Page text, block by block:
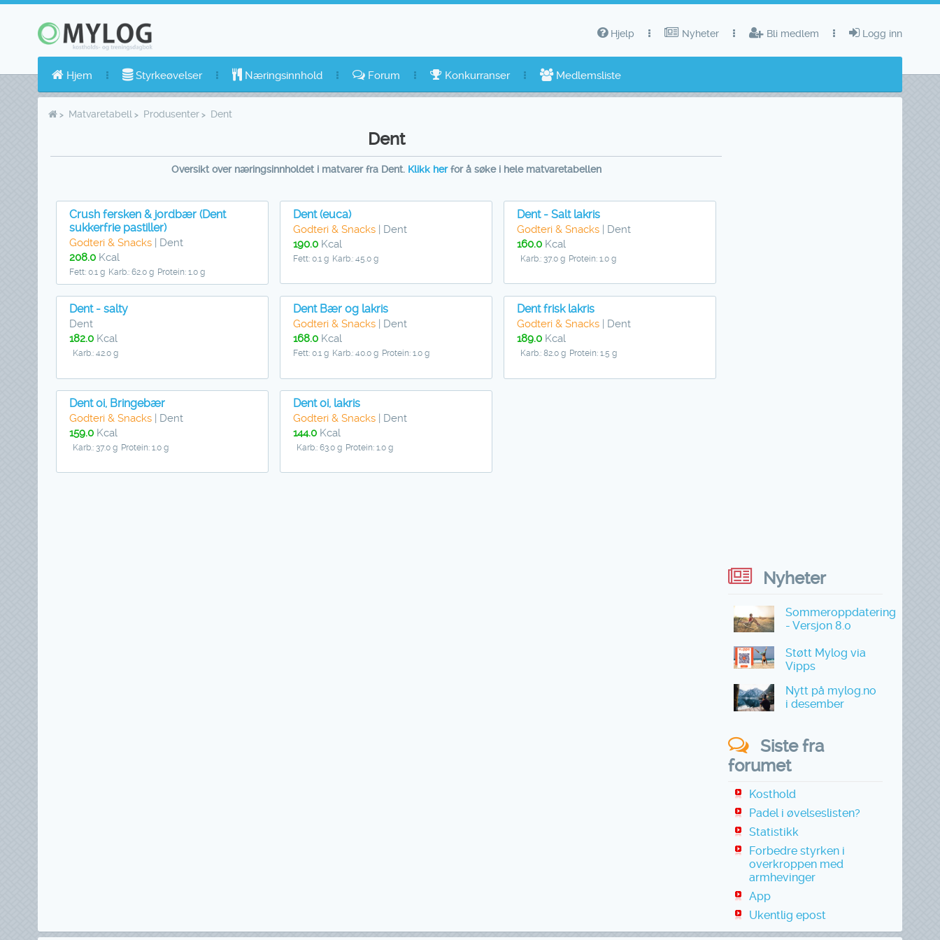
Logg inn
Bli medlem
Nyheter
Hjelp
Hjem Styrkeøvelser Næringsinnhold Forum Konkurranser Medlemsliste
Matvaretabell Produsenter Dent
Dent
Oversikt over næringsinnholdet i matvarer fra Dent. Klikk herfor å søke i hele matvaretabellen
Crush fersken & jordbær (Dent
sukkerfrie pastiller)
Godteri & Snacks | Dent
208.0 Kcal
Fett: 0.1 g Karb.: 62.0 g Protein: 1.0 g
Dent (euca)
Godteri & Snacks | Dent
190.0 Kcal
Fett: 0.1 g Karb.: 45.0 g
Dent - Salt lakris
Godteri & Snacks| Dent
160.0Kcal
Karb.: 37.0 g Protein: 1.0 g
Dent - salty
Dent
182.0 Kcal
Karb.: 42.0 g
Dent Bær og lakris
Godteri & Snacks | Dent
168.0 Kcal
Fett: 0.1 g Karb.: 40.0 g Protein: 1.0 g
Dent frisk lakris
Godteri & Snacks| Dent
189.0Kcal
Karb.: 82.0 g Protein: 1.5 g
Dent oi, Bringebær
Godteri & Snacks | Dent
159.0 Kcal
Karb.: 37.0 g Protein: 1.0 g
Dent oi, lakris
Godteri & Snacks | Dent
144.0 Kcal
Karb.: 63.0 g Protein: 1.0 g
Nyheter
Sommeroppdatering
- Versjon 8.0
Støtt Mylog via
Vipps
Nytt på mylog.no
i desember
Siste fra
forumet
Kosthold
Padel i øvelseslisten?
Statistikk
Forbedre styrken i
overkroppen med
armhevinger
App
Ukentlig epost